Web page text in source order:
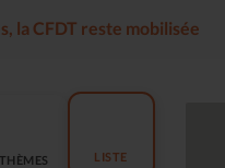
la CFDT reste mobilisée
THÈMES LISTE